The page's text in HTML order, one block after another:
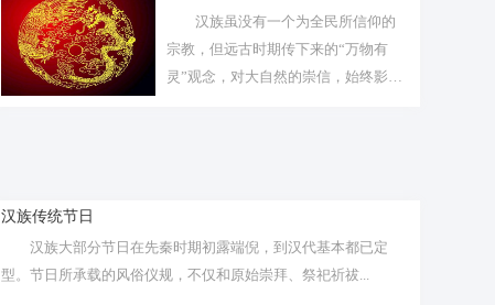
汉族虽没有一个为全民所信仰的
宗教，但远古时期传下来的“万物有
灵”观念，对大自然的崇信，始终影响
汉族传统节日
汉族大部分节日在先秦时期初露端倪，到汉代基本都已定
型。节日所承载的风俗仪规，不仅和原始崇拜、祭祀祈祓...